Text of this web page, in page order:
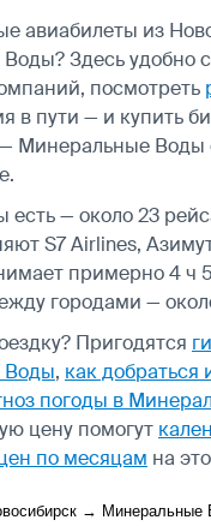
авиабилеты из
Здесь удобно
посмотреть
в пути — и купить
Минеральные Воды
— около 23
S7 Airlines,
примерно 4 ч
городами —
Пригодятся
Воды, как добраться
погоды в
цену помогут
по месяцам на